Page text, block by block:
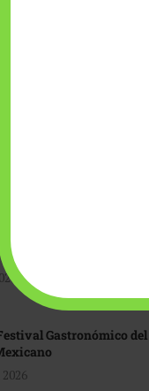
de Pesca
hacia nuevos
Herencia automotriz
Gastronómico del